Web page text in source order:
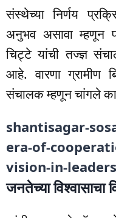
संस्थेच्या निर्णय
अनुभव असावा म्हणून
चिट्टे यांची तज्ज्ञ
आहे. वारणा ग्रामीण
संचालक म्हणून चांगले
shantisagar-
era-of-
vision-in-
जनतेच्या विश्वासाचा